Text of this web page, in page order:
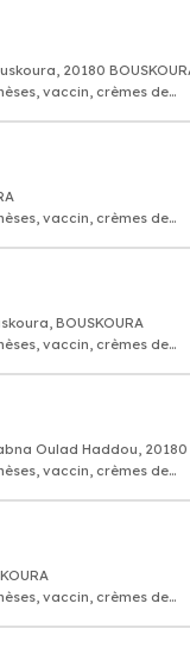
20180
vaccin, crèmes de
vaccin, crèmes de
BOUSKOURA
vaccin, crèmes de
Oulad Haddou, 20180
vaccin, crèmes de
vaccin, crèmes de